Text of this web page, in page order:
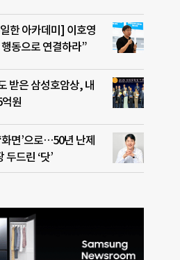
한 아카데미] 이호영
동으로 연결하라”
받은 삼성호암상, 내
원
화면’으로…50년 난제
두드린 ‘닷’